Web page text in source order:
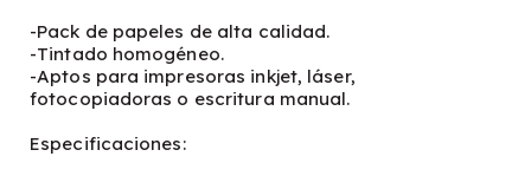
-Pack de papeles de alta calidad.
-Tintado homogéneo.
-Aptos para impresoras inkjet, láser,
fotocopiadoras o escritura manual.
Especificaciones: